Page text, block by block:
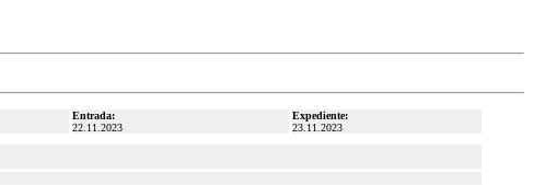
Entrada:
22.11.2023
Expediente:
23.11.2023